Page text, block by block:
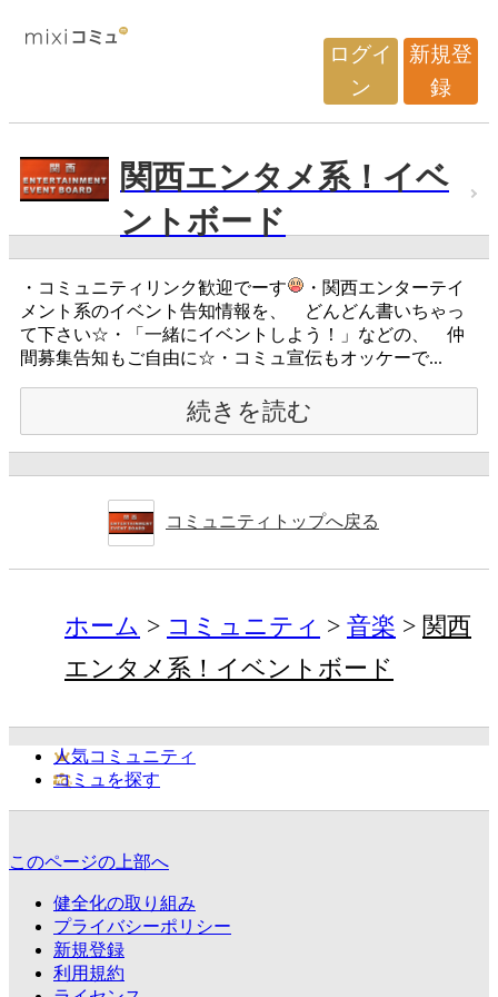
ログイ
ン
新規登
録
関西エンタメ系！イベ
ントボード
・コミュニティリンク歓迎でーす
・関西エンターテイ
メント系のイベント告知情報を、 どんどん書いちゃっ
て下さい☆・「一緒にイベントしよう！」などの、 仲
間募集告知もご自由に☆・コミュ宣伝もオッケーで...
続きを読む
コミュニティトップへ戻る
ホーム コミュニティ 音楽
関西
エンタメ系！イベントボード
人気コミュニティ
コミュを探す
このページの上部へ
健全化の取り組み
プライバシーポリシー
新規登録
利用規約